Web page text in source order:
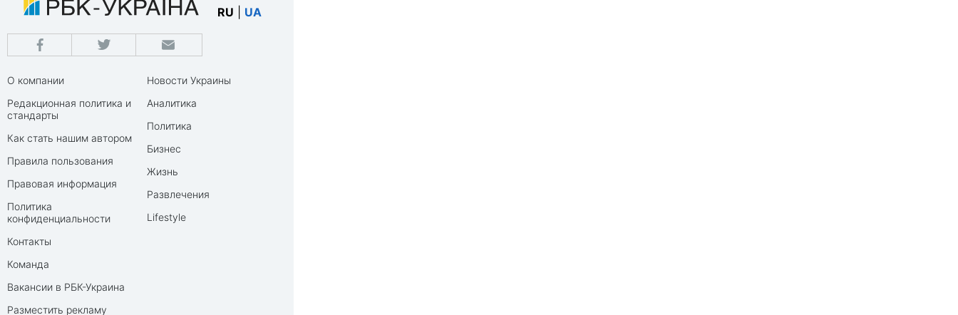
RU UA
О компании
Редакционная политика и
стандарты
Как стать нашим автором
Правила пользования
Правовая информация
Политика
конфиденциальности
Контакты
Команда
Вакансии в РБК-Украина
Разместить рекламу
Новости Украины
Аналитика
Политика
Бизнес
Жизнь
Развлечения
Lifestyle